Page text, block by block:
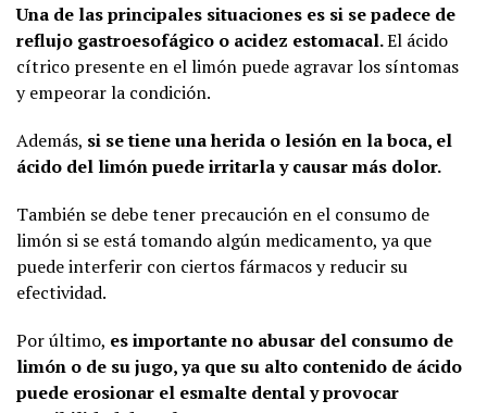
Una de las principales situaciones es si se padece de
reflujo gastroesofágico o acidez estomacal.El ácido
cítrico presente en el limón puede agravar los síntomas
y empeorar la condición.
Además, si se tiene una herida o lesión en la boca, el
ácido del limón puede irritarla y causar más dolor.
También se debe tener precaución en el consumo de
limón si se está tomando algún medicamento, ya que
puede interferir con ciertos fármacos y reducir su
efectividad.
Por último, es importante no abusar del consumo de
limón o de su jugo, ya que su alto contenido de ácido
puede erosionar el esmalte dental y provocar